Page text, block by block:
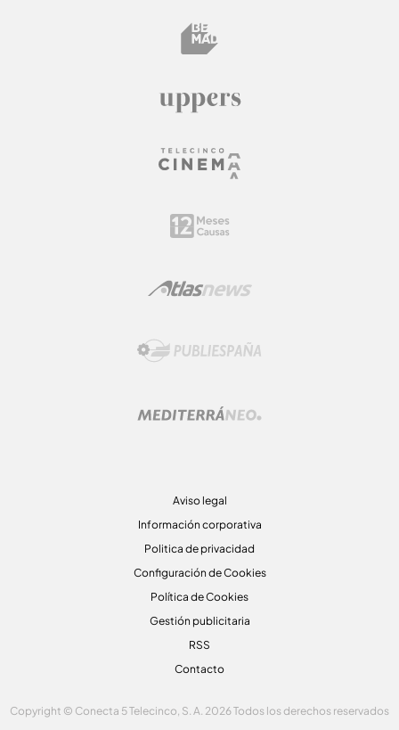
Aviso legal
Información corporativa
Politica de privacidad
Configuración de Cookies
Política de Cookies
Gestión publicitaria
RSS
Contacto
Copyright © Conecta 5 Telecinco, S. A. 2026 Todos los derechos reservados